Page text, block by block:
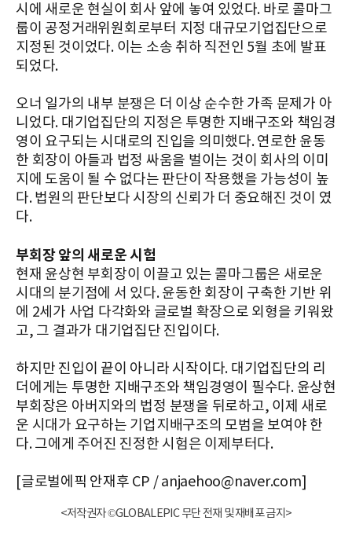
시에 새로운 현실이 회사 앞에 놓여 있었다. 바로 콜마그
룹이 공정거래위원회로부터 지정 대규모기업집단으로
지정된 것이었다. 이는 소송 취하 직전인 5월 초에 발표
되었다.
오너 일가의 내부 분쟁은 더 이상 순수한 가족 문제가 아
니었다. 대기업집단의 지정은 투명한 지배구조와 책임경
영이 요구되는 시대로의 진입을 의미했다. 연로한 윤동
한 회장이 아들과 법정 싸움을 벌이는 것이 회사의 이미
지에 도움이 될 수 없다는 판단이 작용했을 가능성이 높
다. 법원의 판단보다 시장의 신뢰가 더 중요해진 것이 였
다.
부회장 앞의 새로운 시험
현재 윤상현 부회장이 이끌고 있는 콜마그룹은 새로운
시대의 분기점에 서 있다. 윤동한 회장이 구축한 기반 위
에 2세가 사업 다각화와 글로벌 확장으로 외형을 키워왔
고, 그 결과가 대기업집단 진입이다.
하지만 진입이 끝이 아니라 시작이다. 대기업집단의 리
더에게는 투명한 지배구조와 책임경영이 필수다. 윤상현
부회장은 아버지와의 법정 분쟁을 뒤로하고, 이제 새로
운 시대가 요구하는 기업지배구조의 모범을 보여야 한
다. 그에게 주어진 진정한 시험은 이제부터다.
[글로벌에픽 안재후 CP / anjaehoo@naver.com]
<저작권자 ©GLOBALEPIC 무단 전재 및 재배포 금지>